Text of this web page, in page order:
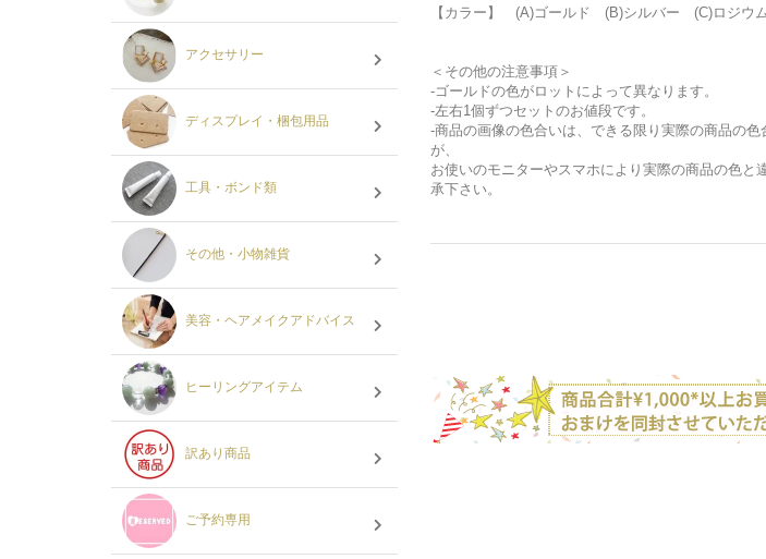
【カラー】 (A)ゴールド (B)シルバー (C)ロジウ
＜その他の注意事項＞
-ゴールドの色がロットによって異なります。
-左右1個ずつセットのお値段です。
-商品の画像の色合いは、できる限り実際の商品の
が、
お使いのモニターやスマホにより実際の商品の色と
承下さい。
アクセサリー
ディスプレイ・梱包用品
工具・ボンド類
その他・小物雑貨
美容・ヘアメイクアドバイス
ヒーリングアイテム
訳あり商品
ご予約専用